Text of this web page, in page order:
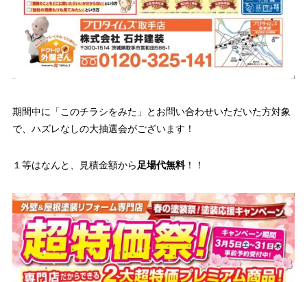
期間中に「このチラシをみた」とお問い合わせいただいた方対象
で、ハズレなしの大抽選会がございます！
１等はなんと、見積金額から 足場代無料！！